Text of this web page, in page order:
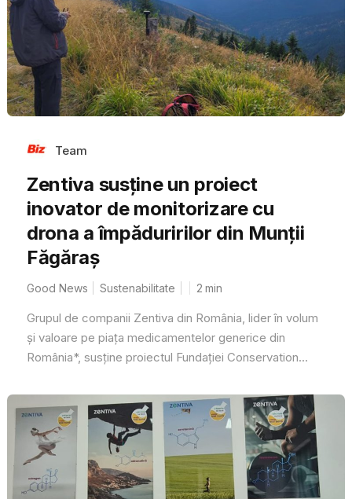
Team
Zentiva susține un proiect
inovator de monitorizare cu
drona a împăduririlor din Munții
Făgăraș
Good News Sustenabilitate 2 min
Grupul de companii Zentiva din România, lider în volum
și valoare pe piața medicamentelor generice din
România*, susține proiectul Fundației Conservation...